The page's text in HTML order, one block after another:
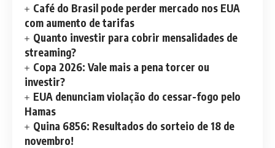
Café do Brasil pode perder mercado nos EUA
com aumento de tarifas
Quanto investir para cobrir mensalidades de
streaming?
Copa 2026: Vale mais a pena torcer ou
investir?
EUA denunciam violação do cessar-fogo pelo
Hamas
Quina 6856: Resultados do sorteio de 18 de
novembro!